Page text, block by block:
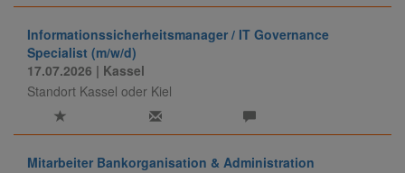
Informationssicherheitsmanager / IT Governance
Specialist (m/w/d)
17.07.2026 | Kassel
Standort Kassel oder Kiel
Mitarbeiter Bankorganisation & Administration